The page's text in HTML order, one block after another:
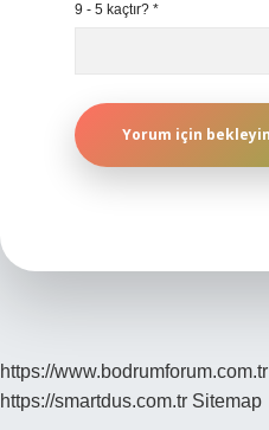
9 - 5 kaçtır? *
https://www.bodrumforum.com.tr
https://smartdus.com.tr Sitemap